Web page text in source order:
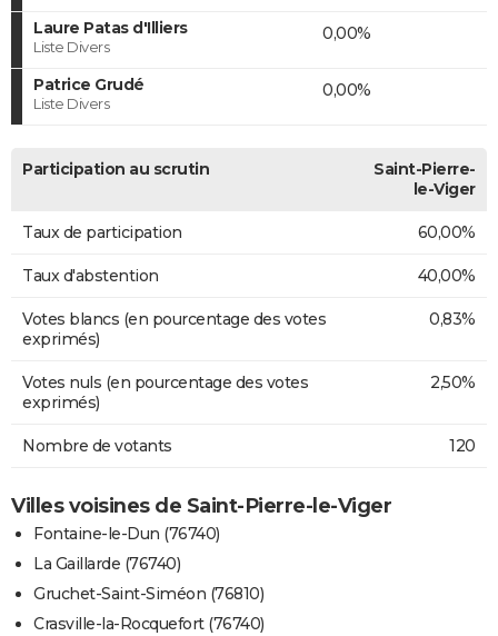
Laure Patas d'Illiers
Liste Divers
0,00%
Patrice Grudé
Liste Divers
0,00%
Participation au scrutin
Saint-Pierre-
le-Viger
Taux de participation 60,00%
Taux d'abstention 40,00%
Votes blancs (en pourcentage des votes
exprimés)
0,83%
Votes nuls (en pourcentage des votes
exprimés)
2,50%
Nombre de votants 120
Villes voisines de Saint-Pierre-le-Viger
Fontaine-le-Dun (76740)
La Gaillarde (76740)
Gruchet-Saint-Siméon (76810)
Crasville-la-Rocquefort (76740)